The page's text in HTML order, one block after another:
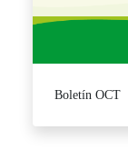
Boletín OCT